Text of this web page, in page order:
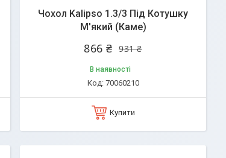
Чохол Kalipso 1.3/3 Під Котушку
М'який (Каме)
931 ₴
866 ₴
В наявності
70060210
Купити